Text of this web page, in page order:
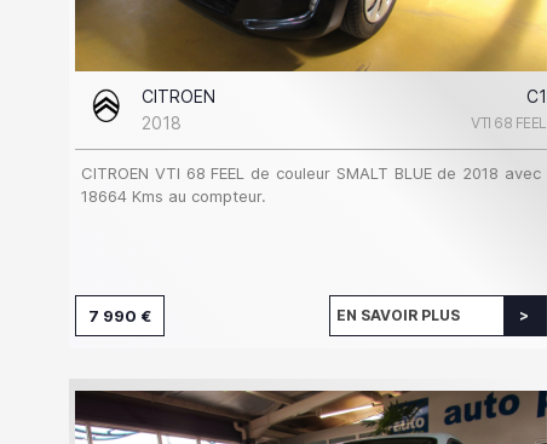
CITROEN
C1
2018
VTI 68 FEEL
CITROEN VTI 68 FEEL de couleur SMALT BLUE de 2018 avec
18664 Kms au compteur.
7 990 € EN SAVOIR PLUS